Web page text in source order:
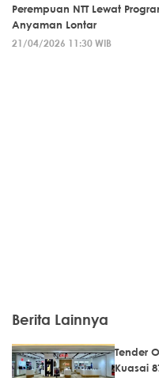
Perempuan NTT Lewat
Anyaman Lontar
21/04/2026 11:30 WIB
Berita Lainnya
Tender
Kuasai